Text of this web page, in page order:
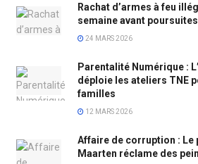
Rachat d’armes à feu
semaine avant
24 MARS 2026
Parentalité Numérique :
déploie les ateliers TNE
familles
12 MARS 2026
Affaire de corruption : Le
Maarten réclame des